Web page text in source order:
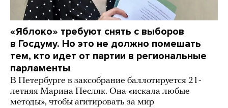
«Яблоко» требуют снять с выборов
в Госдуму. Но это не должно помешать
тем, кто идет от партии в региональные
парламенты
В Петербурге в заксобрание баллотируется 21-
летняя Марина Песляк. Она «искала любые
методы», чтобы агитировать за мир